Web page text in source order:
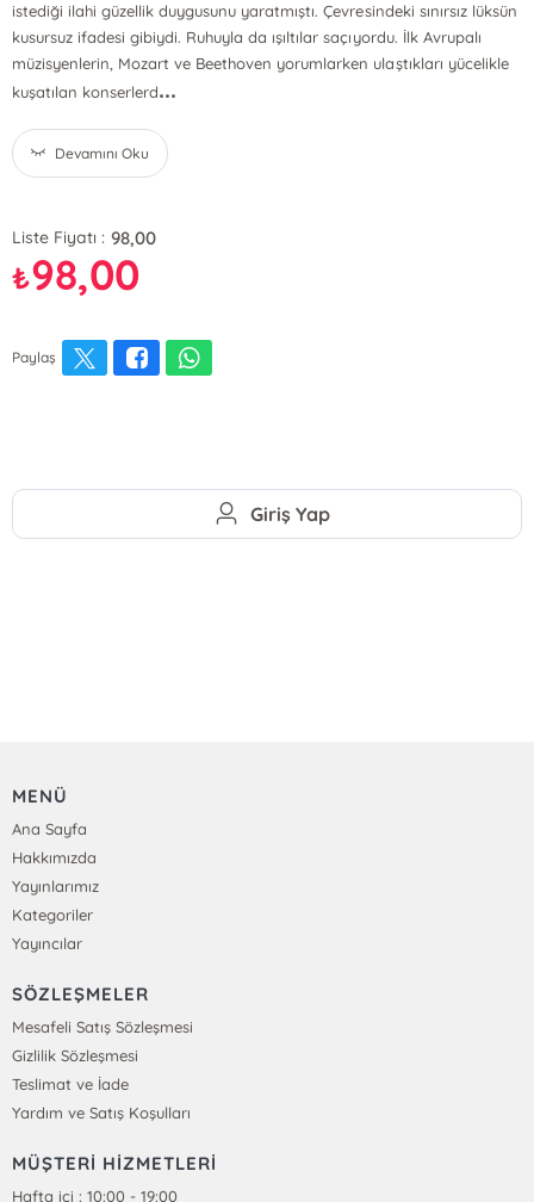
istediği ilahi güzellik duygusunu yaratmıştı. Çevresindeki sınırsız lüksün
kusursuz ifadesi gibiydi. Ruhuyla da ışıltılar saçıyordu. İlk Avrupalı
müzisyenlerin, Mozart ve Beethoven yorumlarken ulaştıkları yücelikle
kuşatılan konserlerd...
Devamını Oku
Liste Fiyatı : 98,00
₺98,00
Paylaş
Giriş Yap
MENÜ
Ana Sayfa
Hakkımızda
Yayınlarımız
Kategoriler
Yayıncılar
SÖZLEŞMELER
Mesafeli Satış Sözleşmesi
Gizlilik Sözleşmesi
Teslimat ve İade
Yardım ve Satış Koşulları
MÜŞTERİ HİZMETLERİ
Hafta içi : 10:00 - 19:00